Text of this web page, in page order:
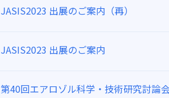
JASIS2023 出展のご案内（再）
JASIS2023 出展のご案内
第40回エアロゾル科学・技術研究討論